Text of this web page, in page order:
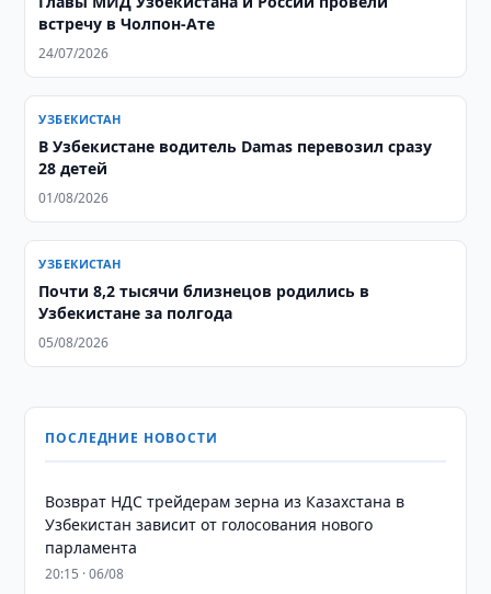
встречу в Чолпон-Ате
24/07/2026
УЗБЕКИСТАН
В Узбекистане водитель Damas перевозил сразу
28 детей
01/08/2026
УЗБЕКИСТАН
Почти 8,2 тысячи близнецов родились в
Узбекистане за полгода
05/08/2026
ПОСЛЕДНИЕ НОВОСТИ
Возврат НДС трейдерам зерна из Казахстана в
Узбекистан зависит от голосования нового
парламента
20:15 · 06/08